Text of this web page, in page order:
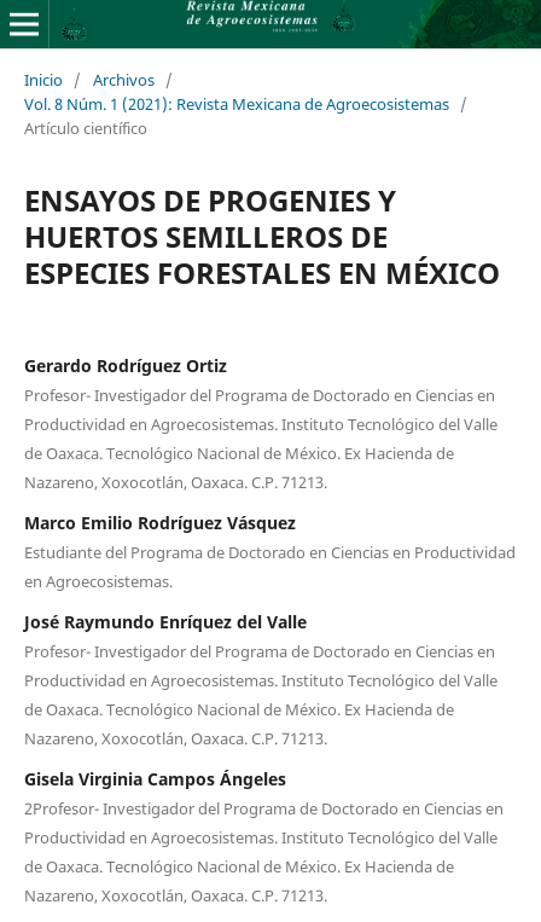
Inicio / Archivos /
Vol. 8 Núm. 1 (2021): Revista Mexicana de Agroecosistemas /
Artículo científico
ENSAYOS DE PROGENIES Y
HUERTOS SEMILLEROS DE
ESPECIES FORESTALES EN MÉXICO
Gerardo Rodríguez Ortiz
Profesor- Investigador del Programa de Doctorado en Ciencias en
Productividad en Agroecosistemas. Instituto Tecnológico del Valle
de Oaxaca. Tecnológico Nacional de México. Ex Hacienda de
Nazareno, Xoxocotlán, Oaxaca. C.P. 71213.
Marco Emilio Rodríguez Vásquez
Estudiante del Programa de Doctorado en Ciencias en Productividad
en Agroecosistemas.
José Raymundo Enríquez del Valle
Profesor- Investigador del Programa de Doctorado en Ciencias en
Productividad en Agroecosistemas. Instituto Tecnológico del Valle
de Oaxaca. Tecnológico Nacional de México. Ex Hacienda de
Nazareno, Xoxocotlán, Oaxaca. C.P. 71213.
Gisela Virginia Campos Ángeles
2Profesor- Investigador del Programa de Doctorado en Ciencias en
Productividad en Agroecosistemas. Instituto Tecnológico del Valle
de Oaxaca. Tecnológico Nacional de México. Ex Hacienda de
Nazareno, Xoxocotlán, Oaxaca. C.P. 71213.